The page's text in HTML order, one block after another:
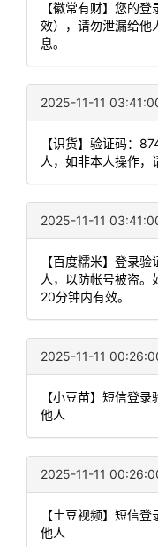
【徽常有财】您的
效），请勿泄漏给他
息。
2025-11-11
【识货】验证码：
人，如非本人操作，
2025-11-11
【百度糯米】登录
人，以防帐号被盗。
20分钟内有效。
2025-11-11
【小豆苗】短信登
他人
2025-11-11
【土豆视频】短信
他人